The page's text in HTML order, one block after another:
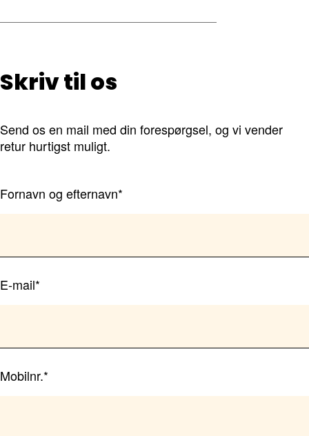
Skriv til os
Send os en mail med din forespørgsel, og vi vender
retur hurtigst muligt.
Fornavn og efternavn*
E-mail*
Mobilnr.*